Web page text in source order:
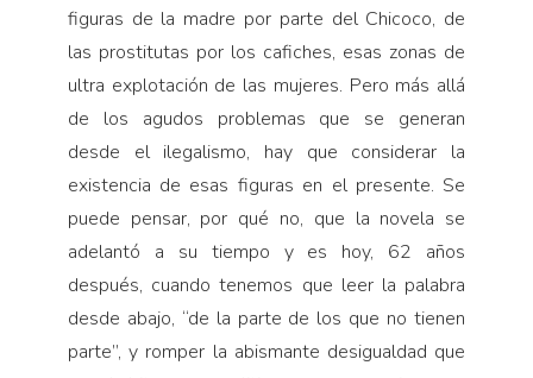
figuras de la madre por parte del Chicoco, de
las prostitutas por los cafiches, esas zonas de
ultra explotación de las mujeres. Pero más allá
de los agudos problemas que se generan
desde el ilegalismo, hay que considerar la
existencia de esas figuras en el presente. Se
puede pensar, por qué no, que la novela se
adelantó a su tiempo y es hoy, 62 años
después, cuando tenemos que leer la palabra
desde abajo, “de la parte de los que no tienen
parte”, y romper la abismante desigualdad que